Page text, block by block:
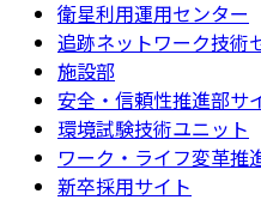
衛星利用運用センター
追跡ネットワーク技術
施設部
安全・信頼性推進部サ
環境試験技術ユニット
ワーク・ライフ変革推
新卒採用サイト